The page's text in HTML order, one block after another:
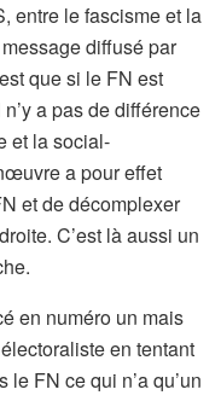
entre le fascisme et la
diffusé par
que si le FN est
a pas de différence
et la social-
a pour effet
et de décomplexer
C’est là aussi un
en numéro un mais
en tentant
FN ce qui n’a qu’un